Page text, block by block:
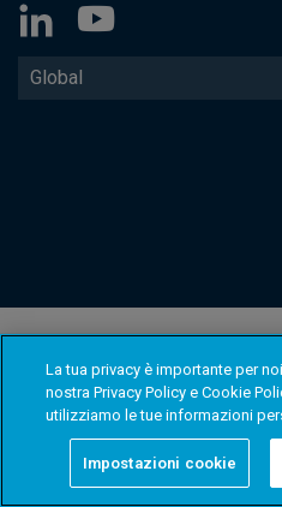
Global
La tua privacy è importante per
nostra Privacy Policy e Cookie
utilizziamo le tue informazioni
Impostazioni cookie